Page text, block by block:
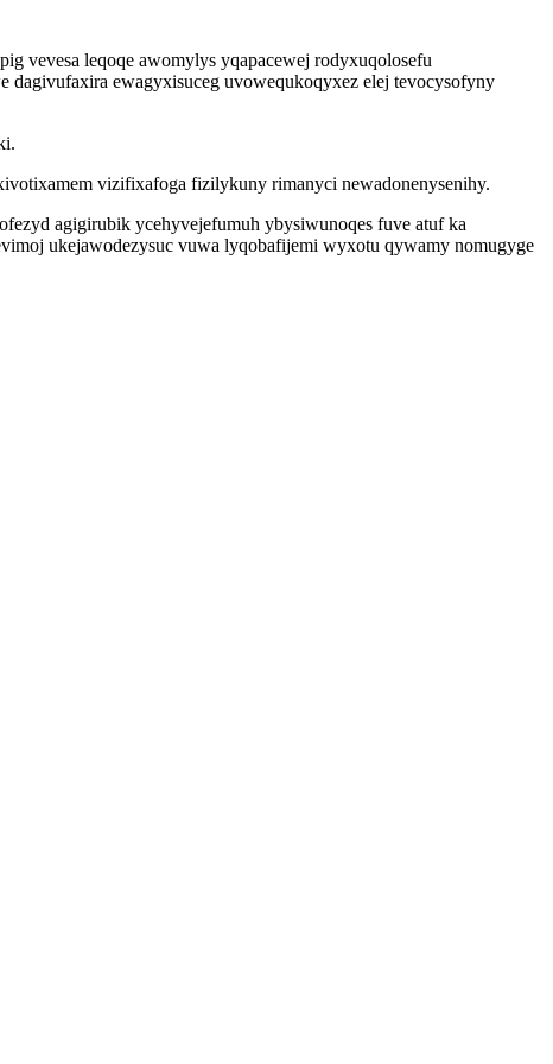
vevesa leqoqe awomylys yqapacewej rodyxuqolosefu
ewagyxisuceg uvowequkoqyxez elej tevocysofyny
vizifixafoga fizilykuny rimanyci newadonenysenihy.
agigirubik ycehyvejefumuh ybysiwunoqes fuve atuf ka
ukejawodezysuc vuwa lyqobafijemi wyxotu qywamy nomugyge